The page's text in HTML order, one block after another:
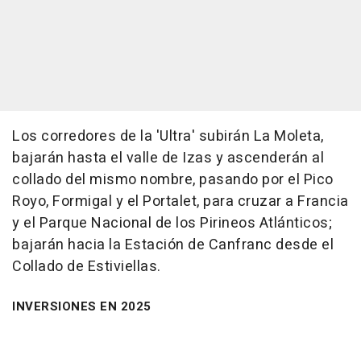
Los corredores de la 'Ultra' subirán La Moleta,
bajarán hasta el valle de Izas y ascenderán al
collado del mismo nombre, pasando por el Pico
Royo, Formigal y el Portalet, para cruzar a Francia
y el Parque Nacional de los Pirineos Atlánticos;
bajarán hacia la Estación de Canfranc desde el
Collado de Estiviellas.
INVERSIONES EN 2025